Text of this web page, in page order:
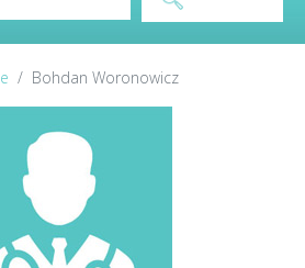
Bohdan Woronowicz